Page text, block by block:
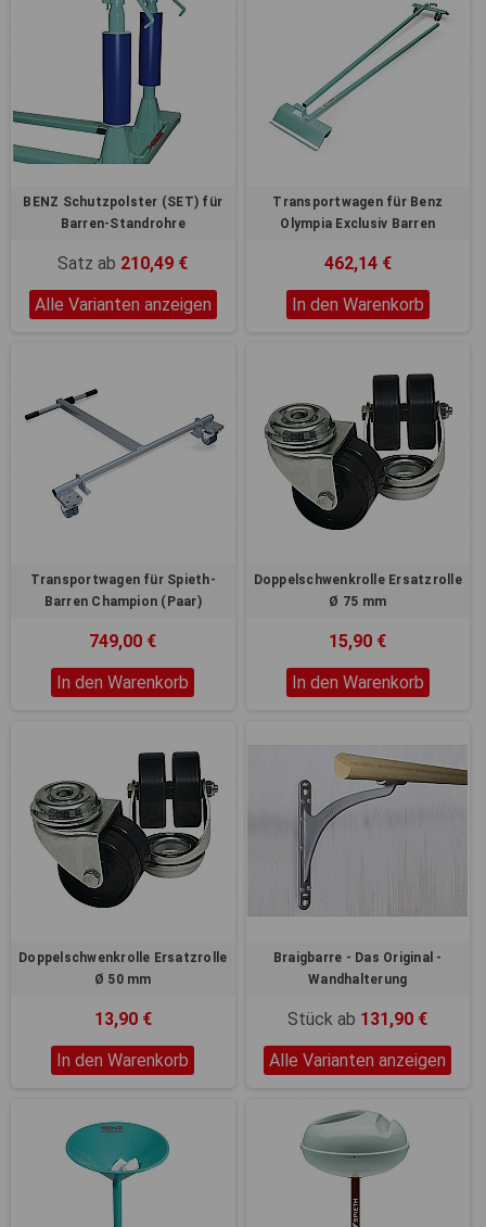
BENZ Schutzpolster (SET) für
Barren-Standrohre
Satz ab 210,49 €
Alle Varianten anzeigen
Transportwagen für Benz
Olympia Exclusiv Barren
462,14 €
In den Warenkorb
Transportwagen für Spieth-
Barren Champion (Paar)
749,00 €
In den Warenkorb
Doppelschwenkrolle Ersatzrolle
Ø 75 mm
15,90 €
In den Warenkorb
Doppelschwenkrolle Ersatzrolle
Ø 50 mm
13,90 €
In den Warenkorb
Braigbarre - Das Original -
Wandhalterung
Stück ab 131,90 €
Alle Varianten anzeigen